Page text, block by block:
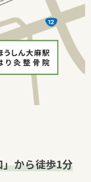
から徒歩1分